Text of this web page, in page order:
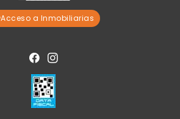
Acceso a Inmobiliarias